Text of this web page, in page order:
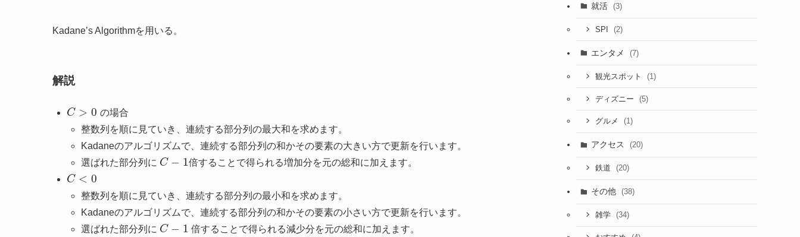
Kadane’s Algorithmを用いる。
解説
C > 0 の場合
整数列を順に見ていき、連続する部分列の最大和を求めます。
Kadaneのアルゴリズムで、連続する部分列の和かその要素の大きい方で更新を行います。
選ばれた部分列に C − 1倍することで得られる増加分を元の総和に加えます。
C < 0
整数列を順に見ていき、連続する部分列の最小和を求めます。
Kadaneのアルゴリズムで、連続する部分列の和かその要素の小さい方で更新を行います。
選ばれた部分列に C − 1 倍することで得られる減少分を元の総和に加えます。
就活 (3)
SPI (2)
エンタメ (7)
観光スポット (1)
ディズニー (5)
グルメ (1)
アクセス (20)
鉄道 (20)
その他 (38)
雑学 (34)